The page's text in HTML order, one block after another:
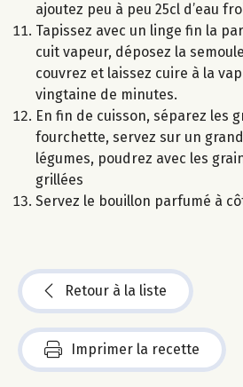
ajoutez peu à peu 25cl d’eau
Tapissez avec un linge fin la
cuit vapeur, déposez la
couvrez et laissez cuire à la
vingtaine de minutes.
En fin de cuisson, séparez les
fourchette, servez sur un
légumes, poudrez avec les
grillées
Servez le bouillon parfumé à
Retour à la liste
Imprimer la recette